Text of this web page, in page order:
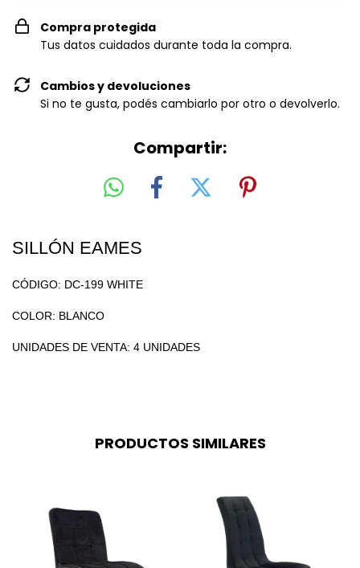
Compra protegida
Tus datos cuidados durante toda la compra.
Cambios y devoluciones
Si no te gusta, podés cambiarlo por otro o devolverlo.
Compartir:
SILLÓN EAMES
CÓDIGO: DC-199 WHITE
COLOR: BLANCO
UNIDADES DE VENTA: 4 UNIDADES
PRODUCTOS SIMILARES